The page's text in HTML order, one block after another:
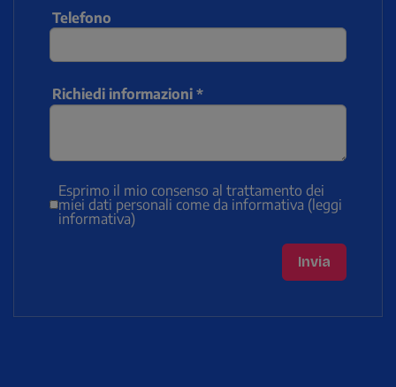
Telefono
Richiedi informazioni
Esprimo il mio consenso al trattamento dei
miei dati personali come da informativa (leggi
informativa)